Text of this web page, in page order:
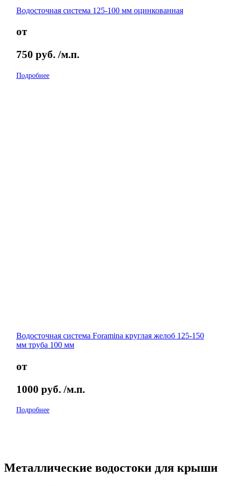
Водосточная система 125-100 мм оцинкованная
от
750 руб. /м.п.
Подробнее
Водосточная система Foramina круглая желоб 125-150
мм труба 100 мм
от
1000 руб. /м.п.
Подробнее
Металлические водостоки для крыши